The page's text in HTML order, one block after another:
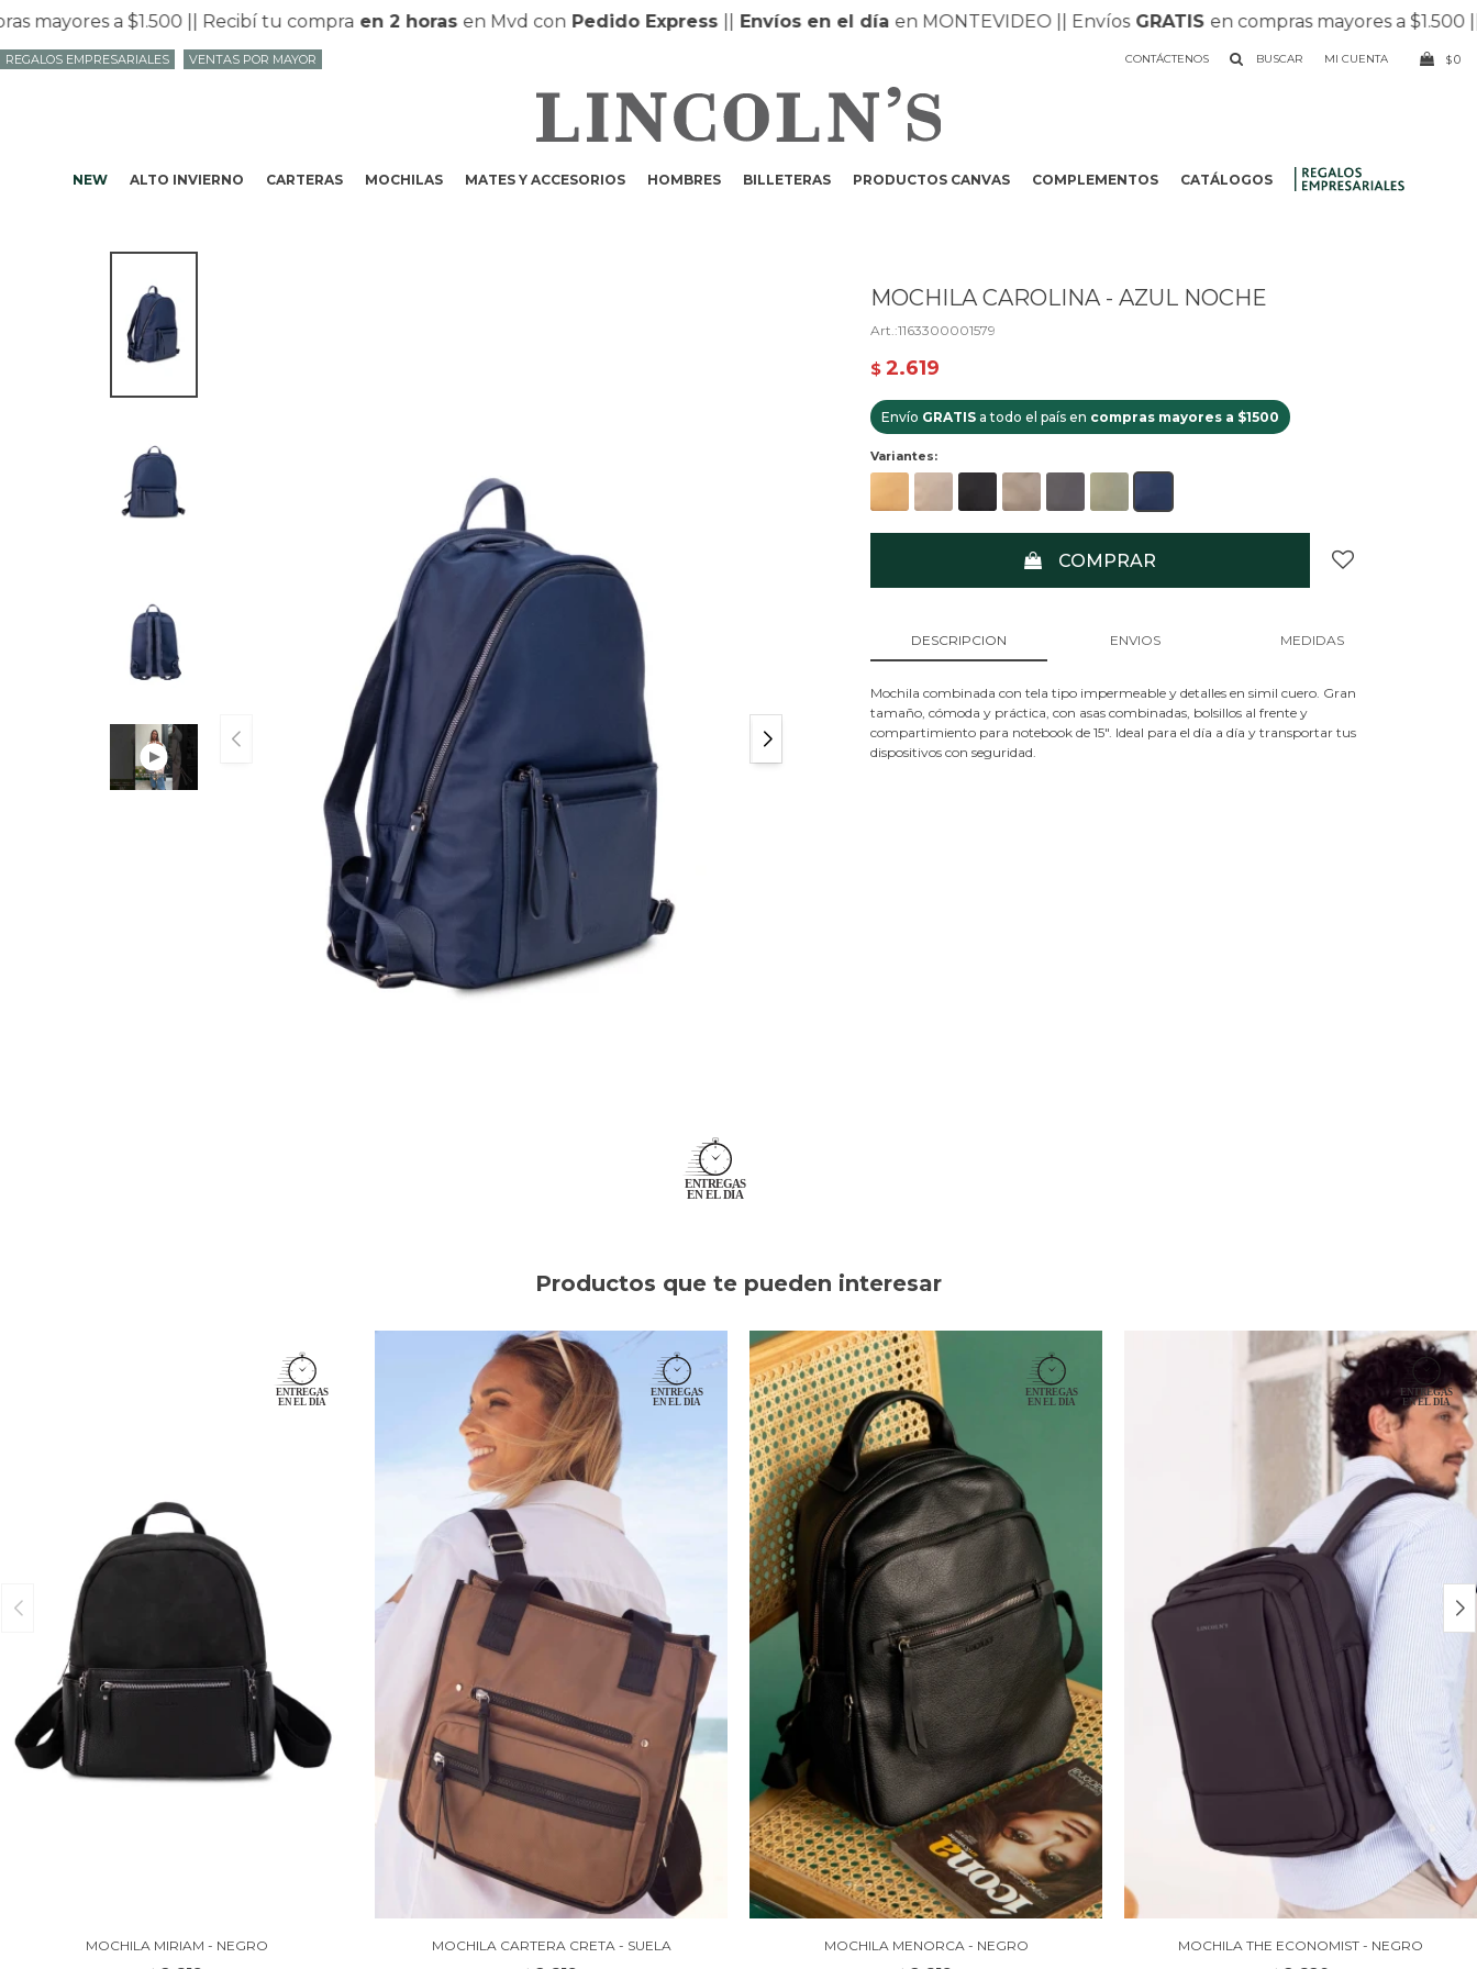
a $1.500 || Recibí tu compraen 2 horasen Mvd conPedido Express||Envíos en el díaen MONTEVIDEO || EnvíosGRATISen compras mayores a $1.500 ||
NEW ALTO INVIERNO CARTERAS MOCHILAS MATES Y ACCESORIOS HOMBRES BILLETERAS PRODUCTOS CANVAS COMPLEMENTOS CATÁLOGOS
CONTÁCTENOS $0
REGALOS EMPRESARIALES VENTAS POR MAYOR
MOCHILA CAROLINA - AZUL NOCHE
1163300001579
$ 2.619
Envío GRATIS a todo el país en compras mayores a $1500
Variantes:
COMPRAR
DESCRIPCION ENVIOS MEDIDAS
Mochila combinada con tela tipo impermeable y detalles en simil cuero. Gran
tamaño, cómoda y práctica, con asas combinadas, bolsillos al frente y
compartimiento para notebook de 15". Ideal para el día a día y transportar tus
dispositivos con seguridad.
Productos que te pueden interesar
MOCHILA MIRIAM - NEGRO MOCHILA CARTERA CRETA - SUELA MOCHILA MENORCA - NEGRO MOCHILA THE ECONOMIST - NEGRO